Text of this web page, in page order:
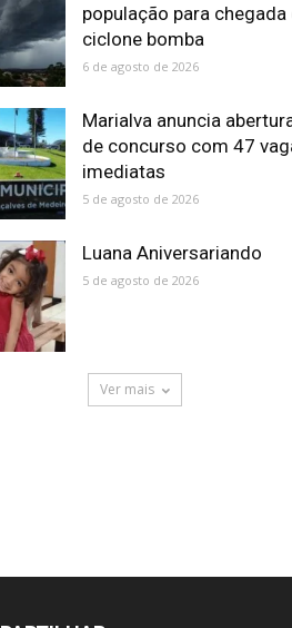
população para chegada
ciclone bomba
6 de agosto de 2026
Marialva anuncia
de concurso com 47
imediatas
5 de agosto de 2026
Luana Aniversariando
5 de agosto de 2026
Ver mais